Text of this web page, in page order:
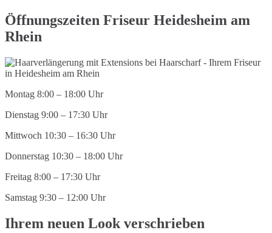
Öffnungszeiten Friseur Heidesheim am
Rhein
Montag 8:00 – 18:00 Uhr
Dienstag 9:00 – 17:30 Uhr
Mittwoch 10:30 – 16:30 Uhr
Donnerstag 10:30 – 18:00 Uhr
Freitag 8:00 – 17:30 Uhr
Samstag 9:30 – 12:00 Uhr
Ihrem neuen Look verschrieben